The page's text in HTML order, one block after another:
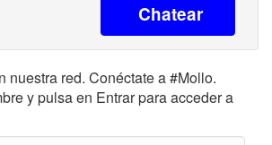
Chatear
nuestra red. Conéctate a #Mollo.
y pulsa en Entrar para acceder a